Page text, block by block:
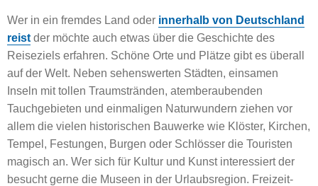
Wer in ein fremdes Land oder innerhalb von Deutschland
reist der möchte auch etwas über die Geschichte des
Reiseziels erfahren. Schöne Orte und Plätze gibt es überall
auf der Welt. Neben sehenswerten Städten, einsamen
Inseln mit tollen Traumstränden, atemberaubenden
Tauchgebieten und einmaligen Naturwundern ziehen vor
allem die vielen historischen Bauwerke wie Klöster, Kirchen,
Tempel, Festungen, Burgen oder Schlösser die Touristen
magisch an. Wer sich für Kultur und Kunst interessiert der
besucht gerne die Museen in der Urlaubsregion. Freizeit-